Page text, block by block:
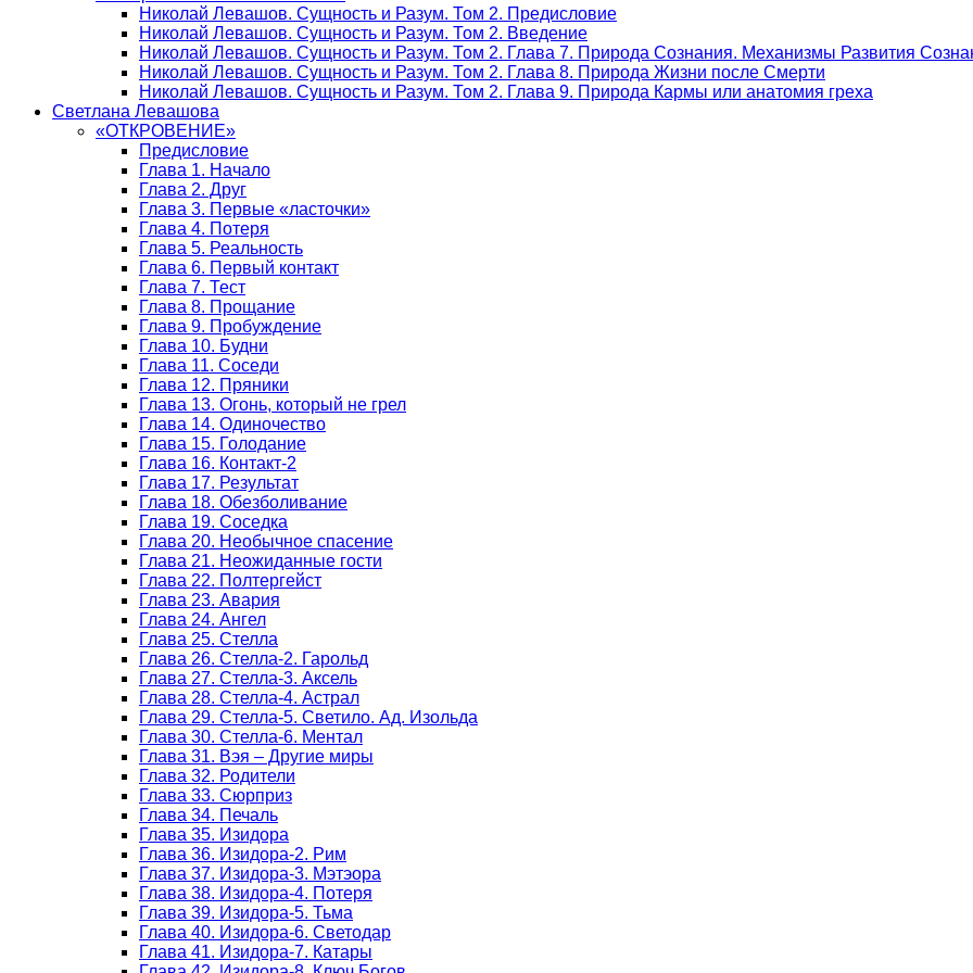
Николай Левашов. Сущность и Разум. Том 2. Предисловие
Николай Левашов. Сущность и Разум. Том 2. Введение
Николай Левашов. Сущность и Разум. Том 2. Глава 7. Природа Сознания. Механизмы Развития
Николай Левашов. Сущность и Разум. Том 2. Глава 8. Природа Жизни после Смерти
Николай Левашов. Сущность и Разум. Том 2. Глава 9. Природа Кармы или анатомия греха
Светлана Левашова
«ОТКРОВЕНИЕ»
Предисловие
Глава 1. Начало
Глава 2. Друг
Глава 3. Первые «ласточки»
Глава 4. Потеря
Глава 5. Реальность
Глава 6. Первый контакт
Глава 7. Тест
Глава 8. Прощание
Глава 9. Пробуждение
Глава 10. Будни
Глава 11. Соседи
Глава 12. Пряники
Глава 13. Огонь, который не грел
Глава 14. Одиночество
Глава 15. Голодание
Глава 16. Контакт-2
Глава 17. Результат
Глава 18. Обезболивание
Глава 19. Соседка
Глава 20. Необычное спасение
Глава 21. Неожиданные гости
Глава 22. Полтергейст
Глава 23. Авария
Глава 24. Ангел
Глава 25. Стелла
Глава 26. Стелла-2. Гарольд
Глава 27. Стелла-3. Аксель
Глава 28. Стелла-4. Астрал
Глава 29. Стелла-5. Светило. Ад. Изольда
Глава 30. Стелла-6. Ментал
Глава 31. Вэя – Другие миры
Глава 32. Родители
Глава 33. Сюрприз
Глава 34. Печаль
Глава 35. Изидора
Глава 36. Изидора-2. Рим
Глава 37. Изидора-3. Мэтэора
Глава 38. Изидора-4. Потеря
Глава 39. Изидора-5. Тьма
Глава 40. Изидора-6. Светодар
Глава 41. Изидора-7. Катары